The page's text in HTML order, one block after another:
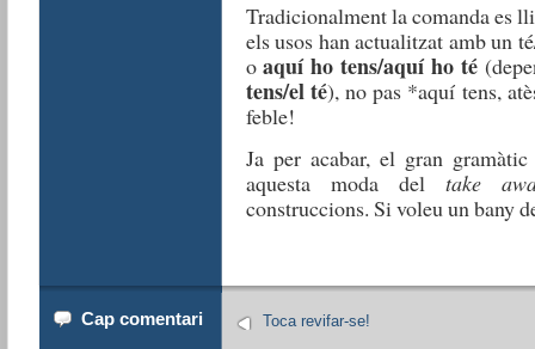
Tradicionalmentlacomandaes
elsusos hanactualitzat ambun t
oaquí ho tens/aquí ho té
tens/el té), no pas *aquí tens,
feble!
Ja per acabar, el gran gramàtic
aquestamodadel take
construccions. Sivoleuunbany
Cap comentari Toca revifar-se!